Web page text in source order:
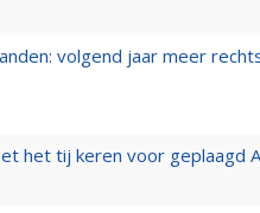
volgend jaar meer
het tij keren voor geplaagd